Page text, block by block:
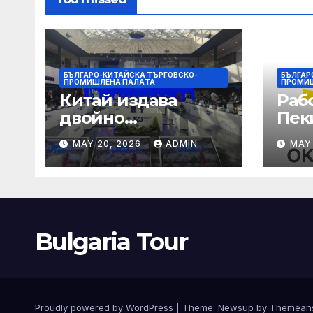
БЪЛГАРО-КИТАЙСКА ТЪРГОВСКО-
ПРОМИШЛЕНА ПАЛAТА
Китай издава
двойно
предупреждение
за силен дъжд и
пясъчни бури
MAY 20, 2026 ADMIN
Bulgaria Tour
Proudly powered by WordPress Theme: Newsup by